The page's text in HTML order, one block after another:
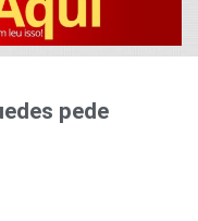
pede